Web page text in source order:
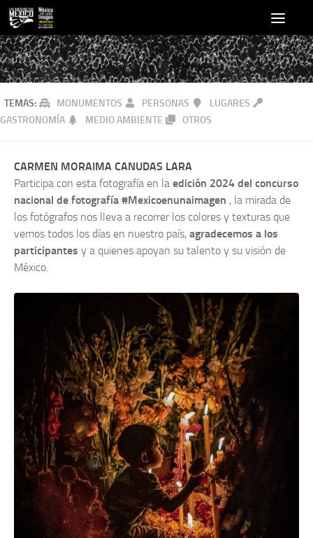
TEMAS: MONUMENTOS PERSONAS
LUGARES
GASTRONOMÍA
MEDIO AMBIENTE OTROS
CARMEN MORAIMA CANUDAS LARA
Participa con esta fotografía en la edición 2024 del concurso
nacional de fotografía #Mexicoenunaimagen , la mirada de
los fotógrafos nos lleva a recorrer los colores y texturas que
vemos todos los días en nuestro país, agradecemos a los
participantes y a quienes apoyan su talento y su visión de
México.